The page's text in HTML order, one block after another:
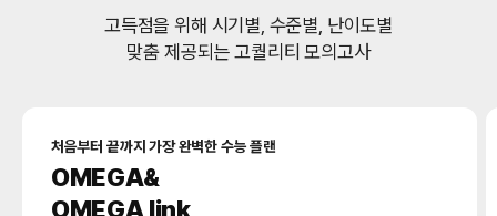
고득점을 위해 시기별, 수준별, 난이도별
맞춤 제공되는 고퀄리티 모의고사
처음부터 끝까지 가장 완벽한 수능 플랜
OMEGA&
OMEGA link